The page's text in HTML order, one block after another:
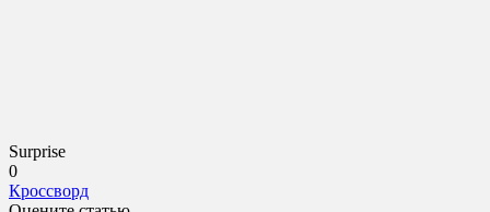
Surprise
0
Кроссворд